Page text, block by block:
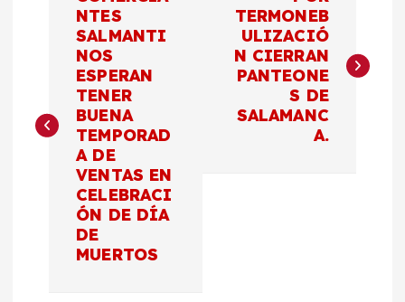
e
NTES
SALMANTI
NOS
ESPERAN
TENER
BUENA
TEMPORAD
A DE
VENTAS EN
CELEBRACI
ÓN DE DÍA
DE
MUERTOS
TERMONEB
ULIZACIÓ
N CIERRAN
PANTEONE
S DE
SALAMANC
A.